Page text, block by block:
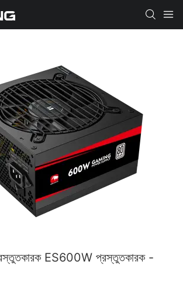
ES600W প্রস্তুতকারক -